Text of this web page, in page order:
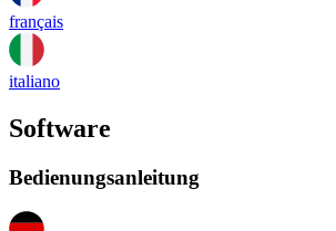
français
italiano
Software
Bedienungsanleitung